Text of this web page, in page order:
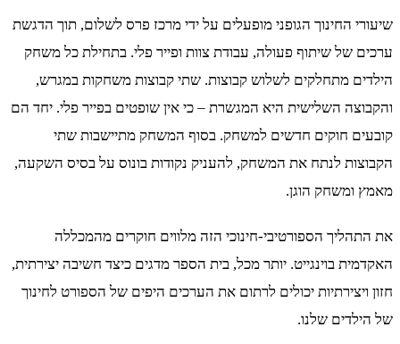
שיעורי החינוך הגופני מופעלים על ידי מרכז פרס לשלום, תוך הדגשת
ערכים של שיתוף פעולה, עבודת צוות ופייר פלי. בתחילת כל משחק
הילדים מתחלקים לשלוש קבוצות. שתי קבוצות משחקות במגרש,
והקבוצה השלישית היא המגשרת – כי אין שופטים בפייר פלי. יחד הם
קובעים חוקים חדשים למשחק. בסוף המשחק מתיישבות שתי
הקבוצות לנתח את המשחק, להעניק נקודות בונוס על בסיס השקעה,
מאמץ ומשחק הוגן.
את התהליך הספורטיבי-חינוכי הזה מלווים חוקרים מהמכללה
האקדמית בוינגייט. יותר מכל, בית הספר מדגים כיצד חשיבה יצירתית,
חזון ויצירתיות יכולים לרתום את הערכים היפים של הספורט לחינוך
של הילדים שלנו.